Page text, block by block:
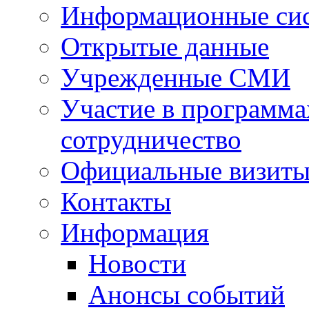
Информационные
Открытые данные
Учрежденные СМИ
Участие в
сотрудничество
Официальные
Контакты
Информация
Новости
Анонсы событий